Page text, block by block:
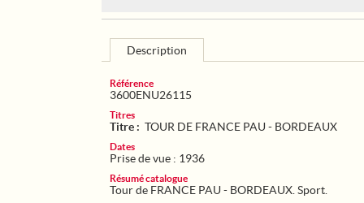
Description
Référence
3600ENU26115
Titres
Titre : TOUR DE FRANCE PAU - BORDEAUX
Dates
Prise de vue : 1936
Résumé catalogue
Tour de FRANCE PAU - BORDEAUX. Sport.